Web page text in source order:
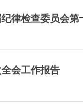
律检查委员会第
会工作报告